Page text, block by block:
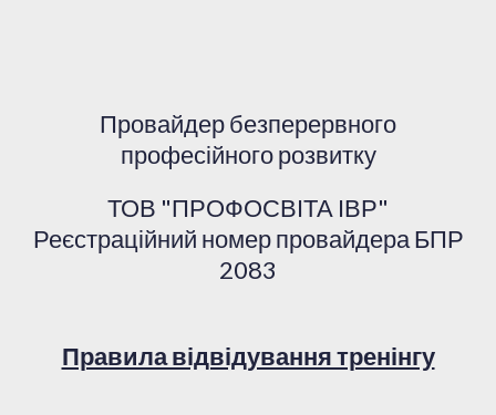
Провайдер безперервного
професійного розвитку
ТОВ "ПРОФОСВІТА ІВР"
Реєстраційний номер провайдера БПР
2083
Правила відвідування тренінгу